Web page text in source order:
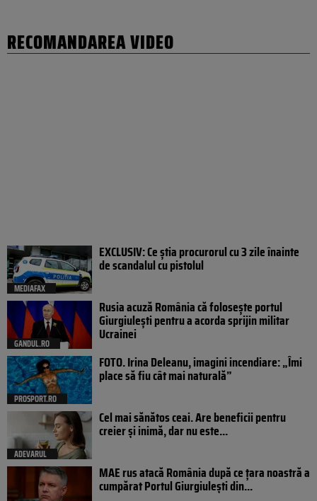
RECOMANDAREA VIDEO
MEDIAFAX
EXCLUSIV: Ce știa procurorul cu 3 zile înainte
de scandalul cu pistolul
GANDUL.RO
Rusia acuză România că folosește portul
Giurgiulești pentru a acorda sprijin militar
Ucrainei
PROSPORT.RO
FOTO. Irina Deleanu, imagini incendiare: „Îmi
place să fiu cât mai naturală”
ADEVARUL
Cel mai sănătos ceai. Are beneficii pentru
creier și inimă, dar nu este...
MAE rus atacă România după ce țara noastră a
cumpărat Portul Giurgiulești din...